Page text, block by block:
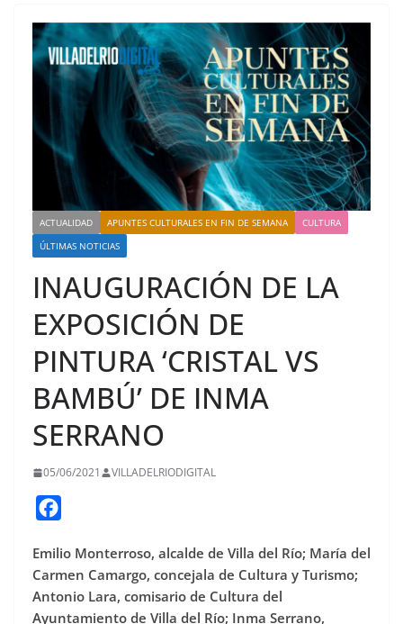
ACTUALIDAD APUNTES CULTURALES EN FIN DE SEMANA
CULTURA
ÚLTIMAS NOTICIAS
INAUGURACIÓN DE LA
EXPOSICIÓN DE
PINTURA ‘CRISTAL VS
BAMBÚ’ DE INMA
SERRANO
05/06/2021 VILLADELRIODIGITAL
c
e
Emilio Monterroso, alcalde de Villa del Río; María del
Carmen Camargo, concejala de Cultura y Turismo;
Antonio Lara, comisario de Cultura del
Ayuntamiento de Villa del Río; Inma Serrano,